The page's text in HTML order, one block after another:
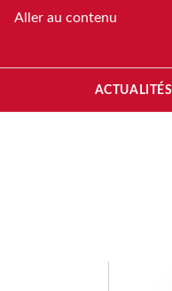
Aller au contenu
ACTUALITÉS